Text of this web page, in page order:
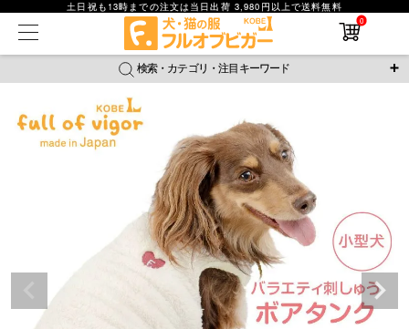
土日祝も13時までの注文は当日出荷 3,980円以上で送料無料
0
検索・カテゴリ・注目キーワード
＼注目ワード／
ジャージ 防蚊 腹巻 撥水レイン
おそろコーデ 背中開きアイテム
新作アイテム
返品・交換について ご利用ガイド
詳細検索
在庫なし商品
在庫なし商品を表示しない
並び順
新着順
価格が安い順
価格が高い順
レビュー数順
検索